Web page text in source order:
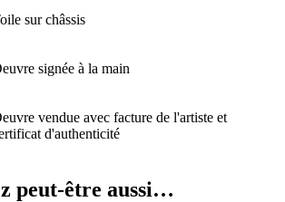
sur châssis
signée à la main
vendue avec facture de l'artiste et
d'authenticité
peut-être aussi…